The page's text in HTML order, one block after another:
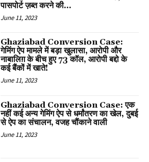
पासपोर्ट ज़ब्त करने की...
June 11, 2023
Ghaziabad Conversion Case:
गेमिंग ऐप मामले में बड़ा खुलासा, आरोपी और
नाबालिग़ के बीच हुए 73 कॉल, आरोपी बद्दो के
कई बैंकों में खाते!
June 11, 2023
Ghaziabad Conversion Case: एक
नहीं कई अन्य गेमिंग ऐप से धर्मांतरण का खेल, दुबई
से ऐप का संचालन, वजह चौंकाने वाली
June 11, 2023